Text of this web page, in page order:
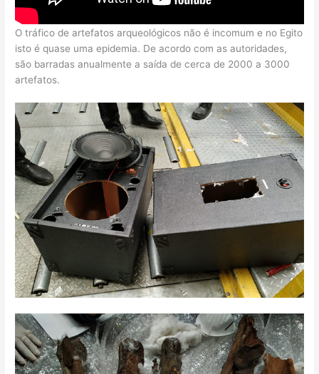
O tráfico de artefatos arqueológicos não é incomum e no Egito
isto é quase uma epidemia. De acordo com as autoridades,
são barradas anualmente a saída de cerca de 2000 a 3000
artefatos.